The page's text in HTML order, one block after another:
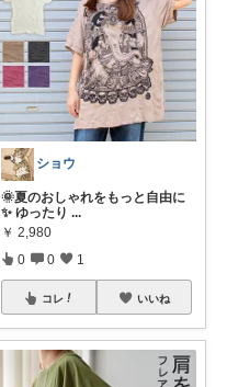
ショウ
🌞夏のおしゃれをもっと自由に
✨ ゆったり ...
￥ 2,980
0 0 1
コレ いいね